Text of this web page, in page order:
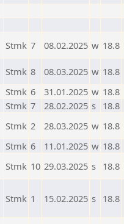
Stmk 7 08.02.2025 w 18.8
Stmk 8 08.03.2025 w 18.8
Stmk 6 31.01.2025 w 18.8
Stmk 7 28.02.2025 s 18.8
Stmk 2 28.03.2025 w 18.8
Stmk 6 11.01.2025 w 18.8
Stmk 10 29.03.2025 s 18.8
Stmk 1 15.02.2025 s 18.8